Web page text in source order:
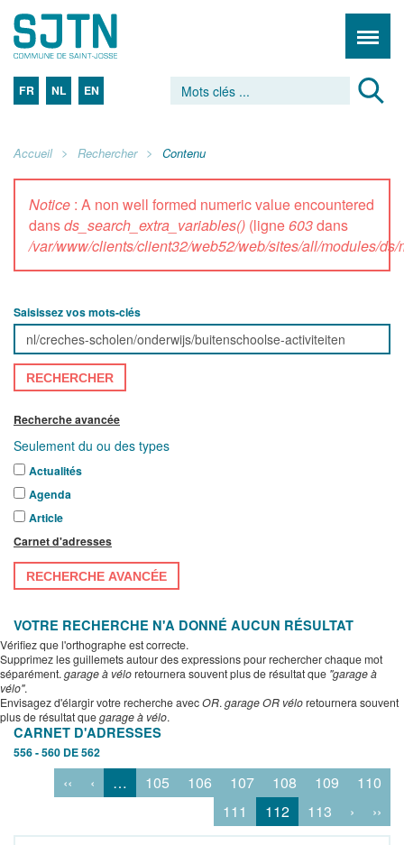
FR NL EN
Accueil Rechercher Contenu
Notice : A non well formed numeric value encountered
dansds_search_extra_variables() (ligne603dans
/var/www/clients/client32/web52/web/sites/all/modules/
Saisissez vos mots-clés
RECHERCHER
Recherche avancée
Seulement du ou des types
Actualités
Agenda
Article
Carnet d'adresses
RECHERCHE AVANCÉE
VOTRE RECHERCHE N'A DONNÉ AUCUN RÉSULTAT
Vérifiez que l'orthographe est correcte.
Supprimez les guillemets autour des expressions pour rechercher chaque mot
séparément. garage à véloretournera souvent plus de résultat que "garage à
vélo".
Envisagez d'élargir votre recherche avecOR. garage OR véloretournera souvent
plus de résultat quegarage à vélo.
CARNET D'ADRESSES
556 - 560 DE 562
‹‹ ‹ … 105 106 107 108 109
110
111
112 113 › ››